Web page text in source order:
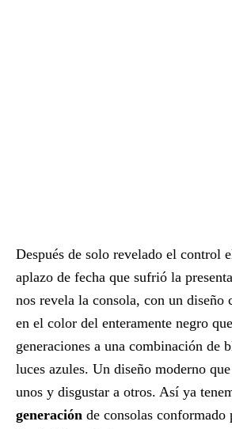
Después de solo revelado el control
aplazo de fecha que sufrió la
nos revela la consola, con un diseño
en el color del enteramente negro
generaciones a una combinación de
luces azules. Un diseño moderno
unos y disgustar a otros. Así ya
generación de consolas conformado